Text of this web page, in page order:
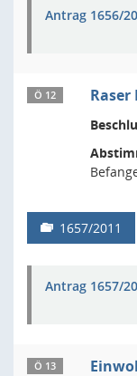
Antrag 1656/
Ö 12
1657/2011
Antrag 1657/
Ö 13